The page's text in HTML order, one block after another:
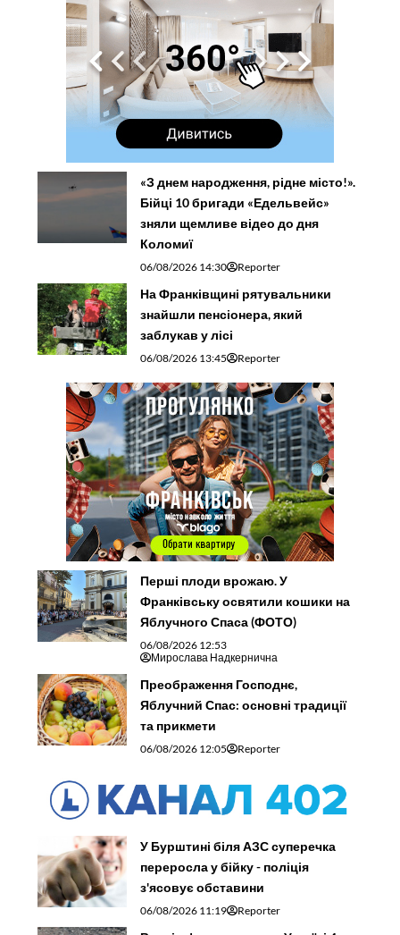
«З днем народження, рідне місто!».
Бійці 10 бригади «Едельвейс»
зняли щемливе відео до дня
Коломиї
06/08/2026 14:30 Reporter
На Франківщині рятувальники
знайшли пенсіонера, який
заблукав у лісі
06/08/2026 13:45 Reporter
Перші плоди врожаю. У
Франківську освятили кошики на
Яблучного Спаса (ФОТО)
06/08/2026 12:53
Мирослава Надкернична
Преображення Господнє,
Яблучний Спас: основні традиції
та прикмети
06/08/2026 12:05 Reporter
У Бурштині біля АЗС суперечка
переросла у бійку - поліція
з'ясовує обставини
06/08/2026 11:19 Reporter